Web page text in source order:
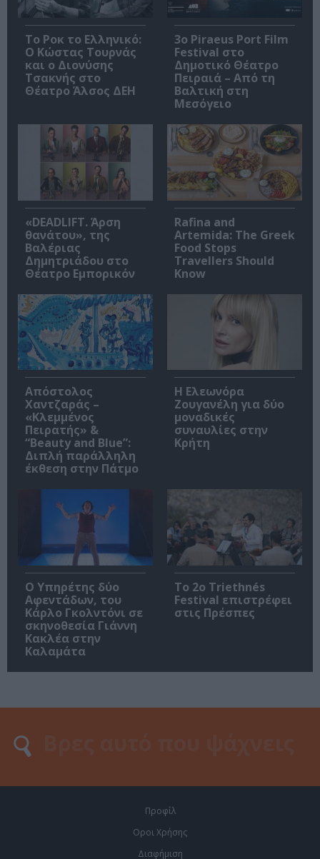
Το Ροκ το Ελληνικό:
Ο Κώστας Τουρνάς
και ο Διονύσης
Τσακνής στο
Θέατρο Άλσος ΔΕΗ
3o Piraeus Port Film
Festival στο
Δημοτικό Θέατρο
Πειραιά – Από τη
Βαλτική στη
Μεσόγειο
«DEADLIFT. Άρση
θανάτου», της
Βαλέριας
Δημητριάδου στο
Θέατρο Εμπορικόν
Rafina and
Artemida: The Greek
Food Stops
Travellers Should
Know
Απόστολος
Χαντζαράς –
«Κλεμμένος
Πειρατής» &
“Beauty and Blue”:
Διπλή παράλληλη
έκθεση στην Πάτμο
Η Ελεωνόρα
Ζουγανέλη για δύο
μοναδικές
συναυλίες στην
Κρήτη
Ο Υπηρέτης δύο
Αφεντάδων, του
Κάρλο Γκολντόνι σε
σκηνοθεσία Γιάννη
Κακλέα στην
Καλαμάτα
Το 2ο Triethnés
Festival επιστρέφει
στις Πρέσπες
Προφίλ
Οροι Χρήσης
Διαφήμιση